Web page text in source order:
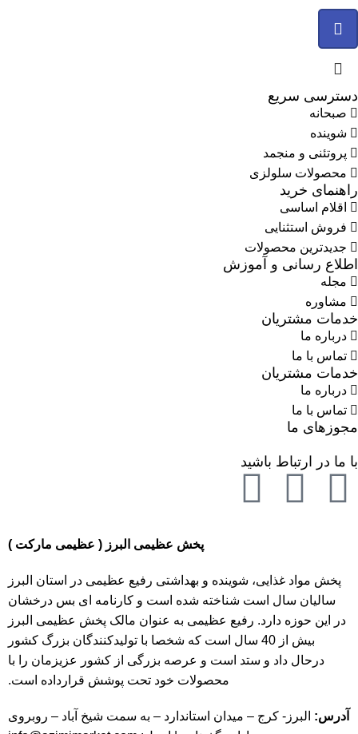
دسترسی سریع
صبحانه
شوینده
پروتئنی و منجمد
محصولات سلولزی
راهنمای خرید
اقلام اساسی
فروش استثنایی
جدیدترین محصولات
اطلاع رسانی و آموزش
مجله
مشاوره
خدمات مشتریان
درباره ما
تماس با ما
خدمات مشتریان
درباره ما
تماس با ما
مجوزهای ما
با ما در ارتباط باشید
پخش عظیمی البرز ( عظیمی مارکت )
پخش مواد غذایی، شوینده و بهداشتی رفیع عظیمی در استان البرز
سالیان سال است شناخته شده است و کارنامه ای بس درخشان
در این حوزه دارد. رفیع عظیمی به عنوان مالک پخش عظیمی البرز
بیش از 40 سال است که شخصا با تولیدکنندگان بزرگ کشور
درحال داد و ستد است و عرصه بزرگی از کشور عزیزمان را با
محصولات خود تحت پوشش قرارداده است.
آدرس: البرز- کرج – میدان استاندارد – به سمت شیخ آباد – روبروی